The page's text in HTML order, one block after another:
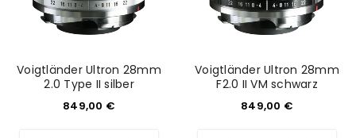
Voigtländer Ultron 28mm
2.0 Type II silber
849,00 €
Voigtländer Ultron 28mm
F2.0 II VM schwarz
849,00 €